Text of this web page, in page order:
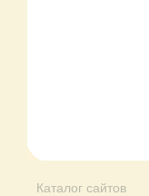
Каталог сайтов